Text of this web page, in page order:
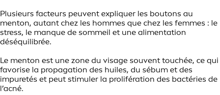
Plusieurs facteurs peuvent expliquer les boutons au
menton, autant chez les hommes que chez les femmes : le
stress, le manque de sommeil et une alimentation
déséquilibrée.
Le menton est une zone du visage souvent touchée, ce qui
favorise la propagation des huiles, du sébum et des
impuretés et peut stimuler la prolifération des bactéries de
l’acné.